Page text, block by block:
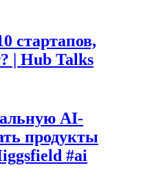
стартапов,
| Hub Talks
AI-
продукты
#ai